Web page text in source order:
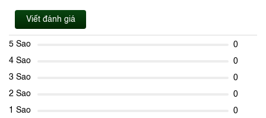
Viết đánh giá
5 Sao
0
4 Sao
0
3 Sao
0
2 Sao
0
1 Sao
0